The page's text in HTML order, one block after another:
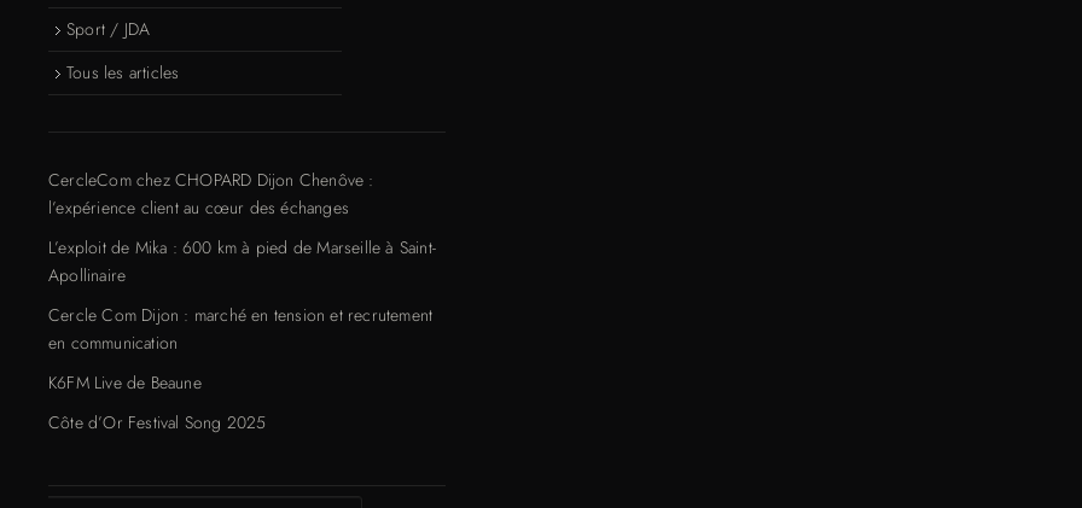
Sport / JDA
Tous les articles
CercleCom chez CHOPARD Dijon Chenôve :
l’expérience client au cœur des échanges
L’exploit de Mika : 600 km à pied de Marseille à Saint-
Apollinaire
Cercle Com Dijon : marché en tension et recrutement
en communication
K6FM Live de Beaune
Côte d’Or Festival Song 2025